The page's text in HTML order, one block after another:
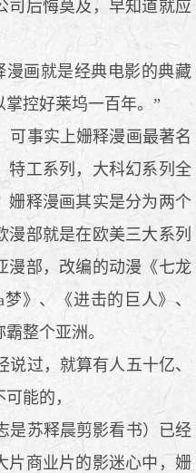
司后悔莫及，早知道就应
画就是经典电影的典藏
控好莱坞一百年。”
事实上姗释漫画最著名
特工系列，大科幻系列全
姗释漫画其实是分为两个
漫部就是在欧美三大系列
漫部，改编的动漫《七龙
》、《进击的巨人》、
整个亚洲。
过，就算有人五十亿、
能的，
苏释晨剪影看书）已经
片商业片的影迷心中，姗